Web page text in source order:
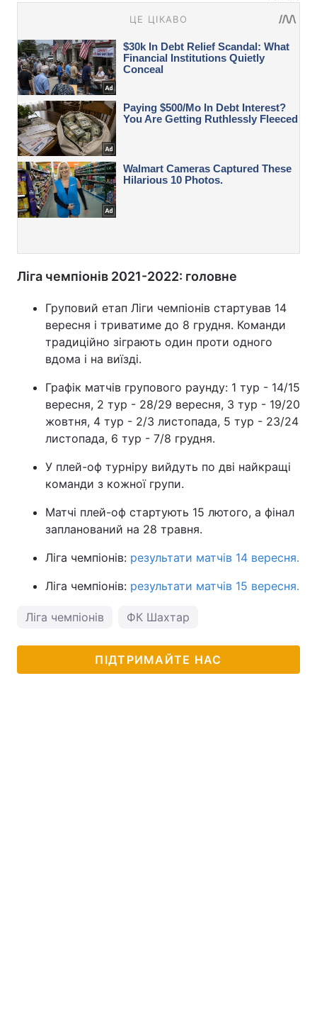
Ліга чемпіонів 2021-2022: головне
Груповий етап Ліги чемпіонів стартував 14
вересня і триватиме до 8 грудня. Команди
традиційно зіграють один проти одного
вдома і на виїзді.
Графік матчів групового раунду: 1 тур - 14/15
вересня, 2 тур - 28/29 вересня, 3 тур - 19/20
жовтня, 4 тур - 2/3 листопада, 5 тур - 23/24
листопада, 6 тур - 7/8 грудня.
У плей-оф турніру вийдуть по дві найкращі
команди з кожної групи.
Матчі плей-оф стартують 15 лютого, а фінал
запланований на 28 травня.
Ліга чемпіонів: результати матчів 14 вересня.
Ліга чемпіонів: результати матчів 15 вересня.
Ліга чемпіонів ФК Шахтар
ПІДТРИМАЙТЕ НАС